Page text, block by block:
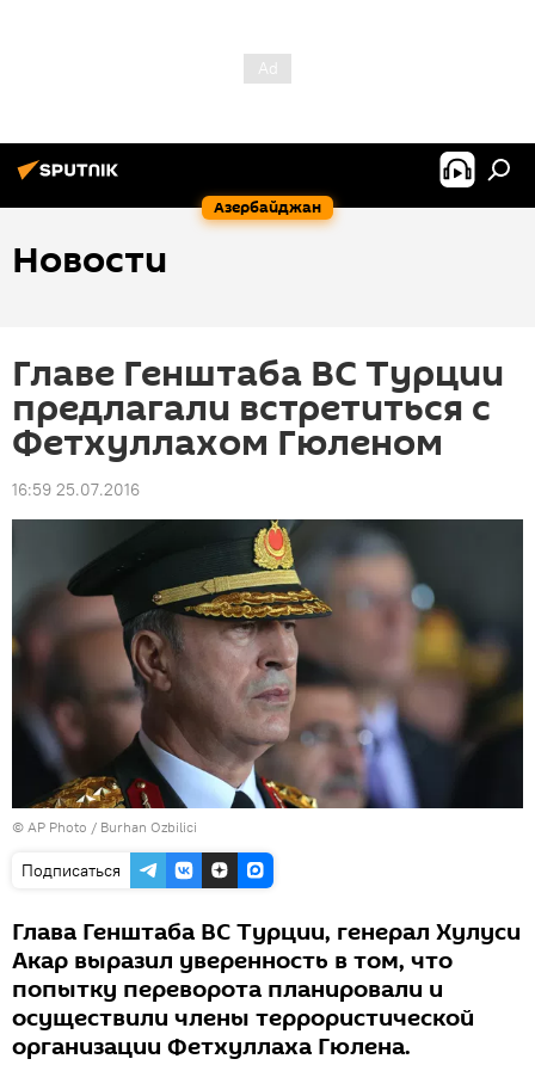
Азербайджан
Новости
Главе Генштаба ВС Турции
предлагали встретиться с
Фетхуллахом Гюленом
16:59 25.07.2016
© AP Photo / Burhan Ozbilici
Подписаться
Глава Генштаба ВС Турции, генерал Хулуси
Акар выразил уверенность в том, что
попытку переворота планировали и
осуществили члены террористической
организации Фетхуллаха Гюлена.